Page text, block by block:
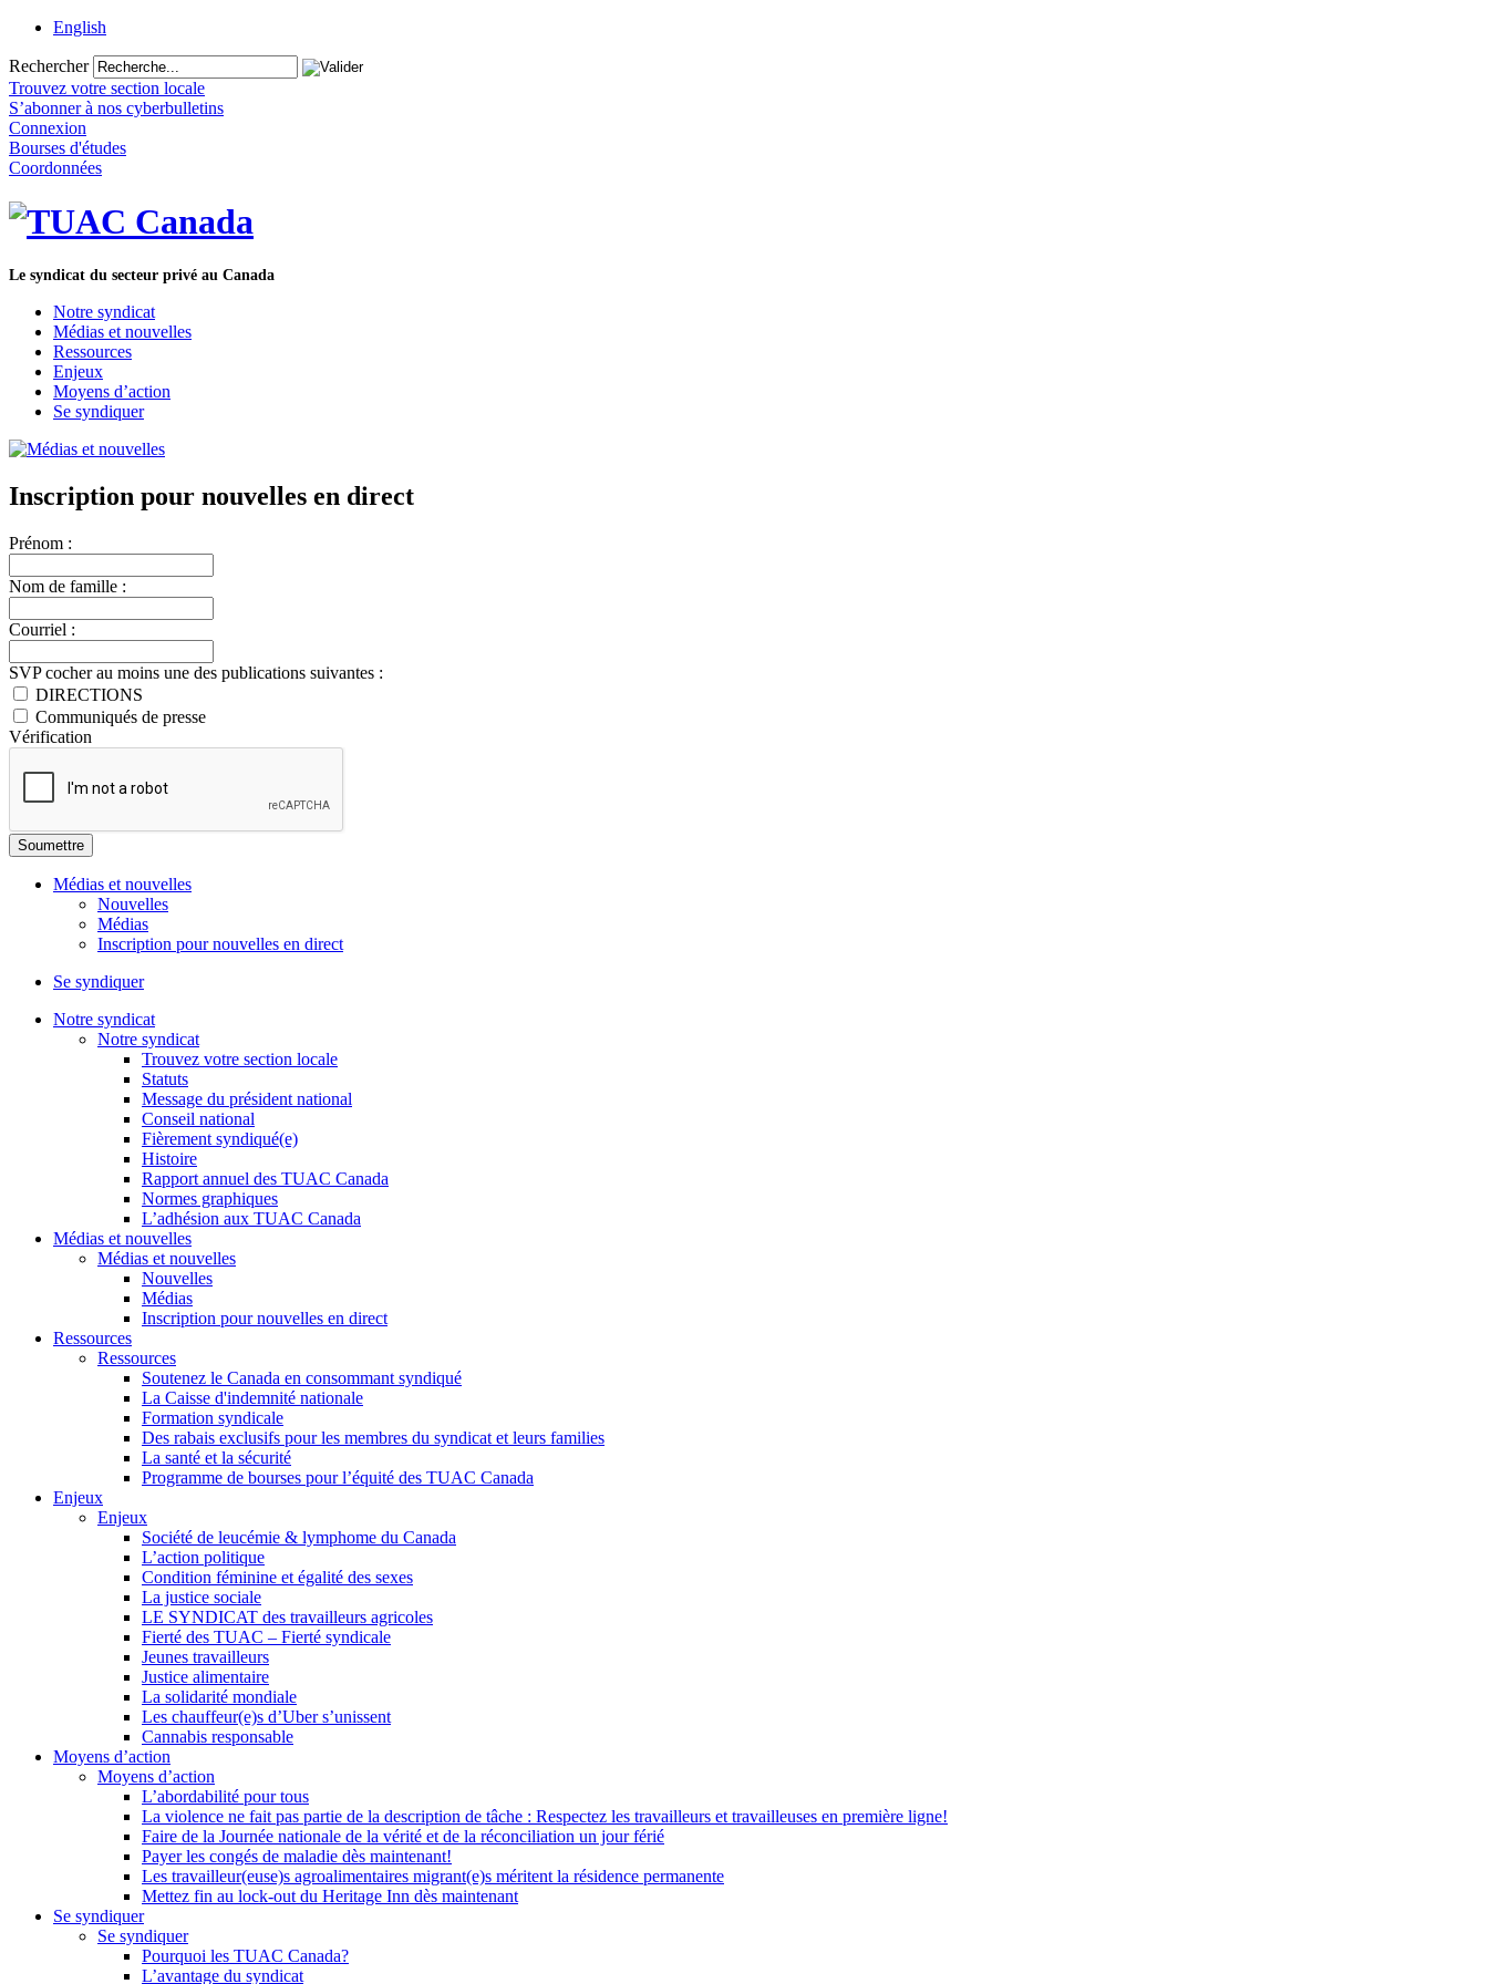
English
Rechercher
Trouvez votre section locale
S’abonner à nos cyberbulletins
Connexion
Bourses d'études
Coordonnées
Le syndicat du secteur privé au Canada
Notre syndicat
Médias et nouvelles
Ressources
Enjeux
Moyens d’action
Se syndiquer
Inscription pour nouvelles en direct
Prénom :
Nom de famille :
Courriel :
SVP cocher au moins une des publications suivantes :
DIRECTIONS
Communiqués de presse
Vérification
Médias et nouvelles
Nouvelles
Médias
Inscription pour nouvelles en direct
Se syndiquer
Notre syndicat
Notre syndicat
Trouvez votre section locale
Statuts
Message du président national
Conseil national
Fièrement syndiqué(e)
Histoire
Rapport annuel des TUAC Canada
Normes graphiques
L’adhésion aux TUAC Canada
Médias et nouvelles
Médias et nouvelles
Nouvelles
Médias
Inscription pour nouvelles en direct
Ressources
Ressources
Soutenez le Canada en consommant syndiqué
La Caisse d'indemnité nationale
Formation syndicale
Des rabais exclusifs pour les membres du syndicat et leurs families
La santé et la sécurité
Programme de bourses pour l’équité des TUAC Canada
Enjeux
Enjeux
Société de leucémie & lymphome du Canada
L’action politique
Condition féminine et égalité des sexes
La justice sociale
LE SYNDICAT des travailleurs agricoles
Fierté des TUAC – Fierté syndicale
Jeunes travailleurs
Justice alimentaire
La solidarité mondiale
Les chauffeur(e)s d’Uber s’unissent
Cannabis responsable
Moyens d’action
Moyens d’action
L’abordabilité pour tous
La violence ne fait pas partie de la description de tâche : Respectez les travailleurs et travailleuses en première ligne!
Faire de la Journée nationale de la vérité et de la réconciliation un jour férié
Payer les congés de maladie dès maintenant!
Les travailleur(euse)s agroalimentaires migrant(e)s méritent la résidence permanente
Mettez fin au lock-out du Heritage Inn dès maintenant
Se syndiquer
Se syndiquer
Pourquoi les TUAC Canada?
L’avantage du syndicat